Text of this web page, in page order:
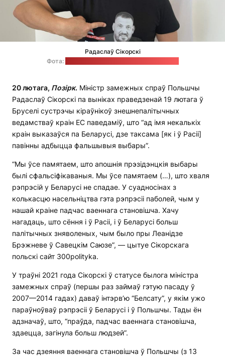
Радаслаў Сікорскі
Фота:
20 лютага, Позірк. Міністр замежных спраў Польшчы
Радаслаў Сікорскі па выніках праведзенай 19 лютага ў
Бруселі сустрэчы кіраўнікоў знешнепалітычных
ведамстваў краін ЕС паведаміў, што “ад імя некалькіх
краін выказаўся па Беларусі, дзе таксама [як і ў Расіі]
павінны адбыцца фальшывыя выбары”.
“Мы ўсе памятаем, што апошнія прэзідэнцкія выбары
былі сфальсіфікаваныя. Мы ўсе памятаем (…), што хваля
рэпрэсій у Беларусі не спадае. У суадносінах з
колькасцю насельніцтва гэта рэпрэсіі паболей, чым у
нашай краіне падчас ваеннага становішча. Хачу
нагадаць, што сёння і ў Расіі, і ў Беларусі больш
палітычных зняволеных, чым было пры Леанідзе
Брэжневе ў Савецкім Саюзе”, — цытуе Сікорскага
польскі сайт 300polityka.
У траўні 2021 года Сікорскі ў статусе былога міністра
замежных спраў (першы раз займаў гэтую пасаду ў
2007—2014 гадах) даваў інтэрв’ю “Белсату”, у якім ужо
параўноўваў рэпрэсіі ў Беларусі і ў Польшчы. Тады ён
адзначаў, што, “праўда, падчас ваеннага становішча,
здаецца, загінула больш людзей”.
За час дзеяння ваеннага становішча ў Польшчы (з 13